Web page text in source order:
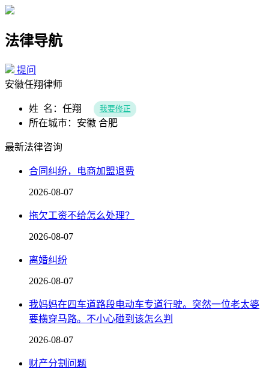
法律导航
提问
安徽任翔律师
姓 名：任翔 我要修正
所在城市：安徽 合肥
最新法律咨询
合同纠纷，电商加盟退费
2026-08-07
拖欠工资不给怎么处理？
2026-08-07
离婚纠纷
2026-08-07
我妈妈在四车道路段电动车专道行驶。突然一位老太婆
要横穿马路。不小心碰到该怎么判
2026-08-07
财产分割问题